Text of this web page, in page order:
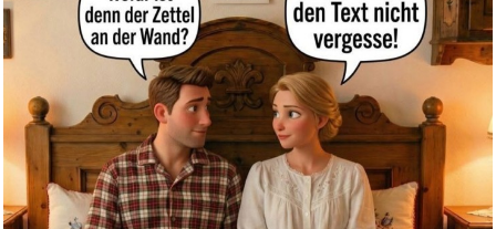
Dunstabzugshaube Filter,
59x47...
Anzeige